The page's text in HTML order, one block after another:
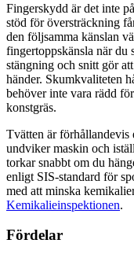
Fingerskydd är det inte
stöd för översträckning
den följsamma känslan
fingertoppskänsla när du
stängning och snitt gör
händer. Skumkvaliteten
behöver inte vara rädd
konstgräs.
Tvätten är förhållandevis
undviker maskin och
torkar snabbt om du
enligt SIS-standard för
med att minska
Kemikalieinspektionen.
Fördelar